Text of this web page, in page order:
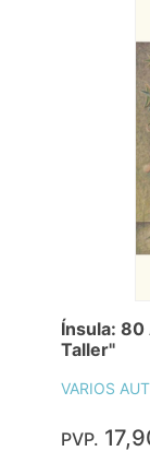
Ínsula: 80
Taller"
VARIOS
PVP.